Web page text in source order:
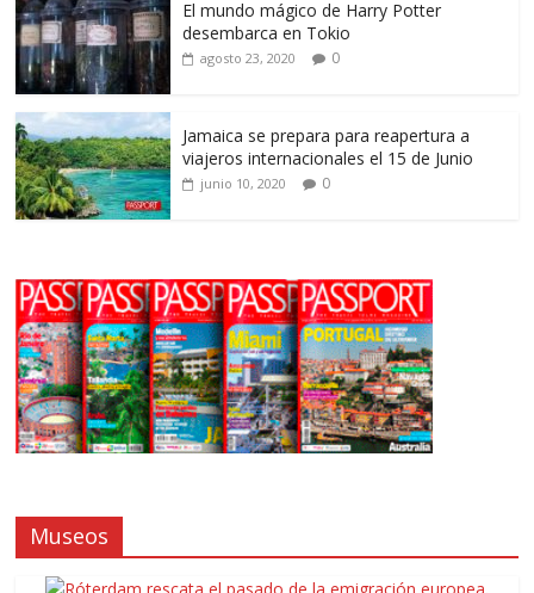
El mundo mágico de Harry Potter
desembarca en Tokio
agosto 23, 2020 0
Jamaica se prepara para reapertura a
viajeros internacionales el 15 de Junio
junio 10, 2020 0
Museos